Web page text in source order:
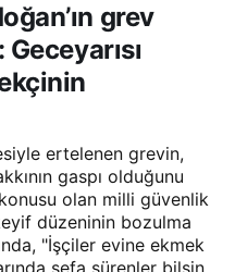
sert tepki: Geceyarısı
darbesine karşı
emekçinin yanındayız
grev
ertelenen grevin,
gaspı olduğunu
olan milli güvenlik
düzeninin bozulma
"İşçiler evine ekmek
sefa sürenler bilsin